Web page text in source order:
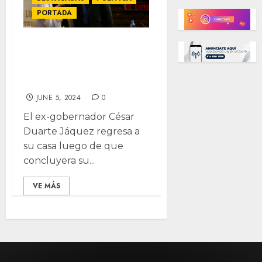
PORTADA
JUNE 5, 2024 0
El ex-gobernador César
Duarte Jáquez regresa a
su casa luego de que
concluyera su...
VE MÁS